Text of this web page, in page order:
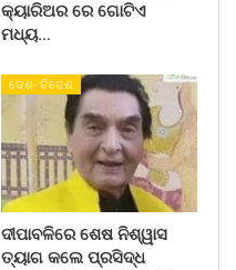
କ୍ୟାରିଅର ରେ ଗୋଟିଏ
ମଧ୍ୟ…
ଦେଶ- ବିଦେଶ
ଦୀପାବଳିରେ ଶେଷ ନିଶ୍ୱାସ
ତ୍ୟାଗ କଲେ ପ୍ରସିଦ୍ଧ